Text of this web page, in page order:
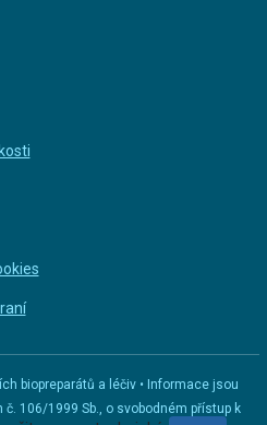
biopreparátů a léčiv • Informace jsou
106/1999 Sb., o svobodném přístup k